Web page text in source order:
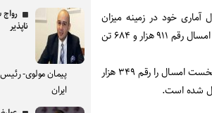
آماری خود در زمینه میزان
استخراج زغالسنگ از واحدهای البرز مرکزی و طبس در مدت ۶ ماهه ابتدایی امسال رقم ۹۱۱ هزار و ۶۸۴ تن
همچنین میزان تولید کنسانتره زغالسنگ در واحد های یاد شده در ۶ ماهه نخست امسال را رقم ۳۴۹ هزار
ناپذیر
پیمان مولوی-
ایران